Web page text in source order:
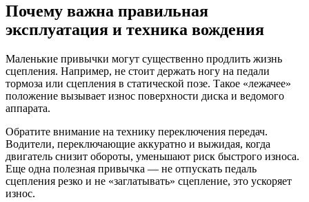
Почему важна правильная
эксплуатация и техника вождения
Маленькие привычки могут существенно продлить жизнь
сцепления. Например, не стоит держать ногу на педали
тормоза или сцепления в статической позе. Такое «лежачее»
положение вызывает износ поверхности диска и ведомого
аппарата.
Обратите внимание на технику переключения передач.
Водители, переключающие аккуратно и выжидая, когда
двигатель снизит обороты, уменьшают риск быстрого износа.
Еще одна полезная привычка — не отпускать педаль
сцепления резко и не «заглатывать» сцепление, это ускоряет
износ.